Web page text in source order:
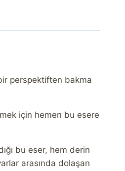
perspektiften bakma
için hemen bu esere
bu eser, hem derin
arasında dolaşan